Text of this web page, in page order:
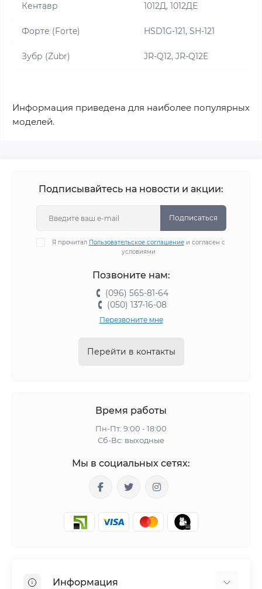
Кентавр 1012Д, 1012ДЕ
Форте (Forte) HSD1G-121, SH-121
Зубр (Zubr) JR-Q12, JR-Q12E
Информация приведена для наиболее популярных
моделей.
Подписывайтесь на новости и акции:
Подписаться
Я прочитал Пользовательское соглашениеи согласен с
условиями
Позвоните нам:
(096) 565-81-64
(050) 137-16-08
Перезвоните мне
Перейти в контакты
Время работы
Пн-Пт: 9:00 - 18:00
Сб-Вс: выходные
Мы в социальных сетях:
Информация